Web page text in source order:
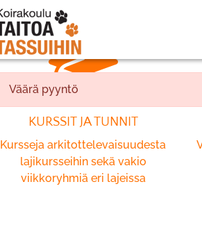
Väärä pyyntö
KURSSIT JA TUNNIT
Kursseja arkitottelevaisuudesta
lajikursseihin sekä vakio
viikkoryhmiä eri lajeissa